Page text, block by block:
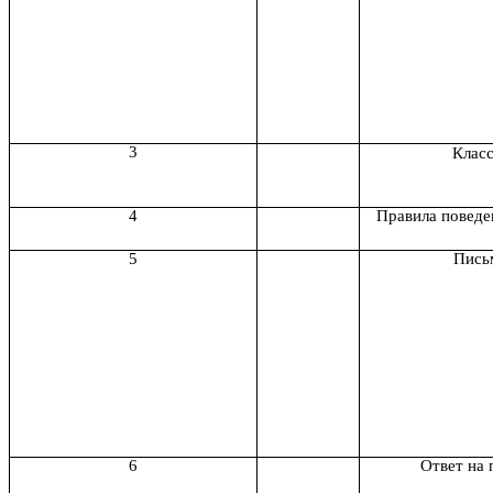
3
4 Правила
5
6 Ответ на